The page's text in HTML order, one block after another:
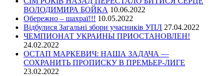
ВОЛОДИМИРА БОЙКА 10.06.2022
Обережно – шахраї!!! 10.05.2022
Відбулися Загальні збори учасників УПЛ 27.04.2022
ЧЕМПИОНАТ УКРАИНЫ ПРИОСТАНОВЛЕН!
24.02.2022
ОСТАП МАРКЕВИЧ: НАША ЗАДАЧА —
СОХРАНИТЬ ПРОПИСКУ В ПРЕМЬЕР-ЛИГЕ
23.02.2022